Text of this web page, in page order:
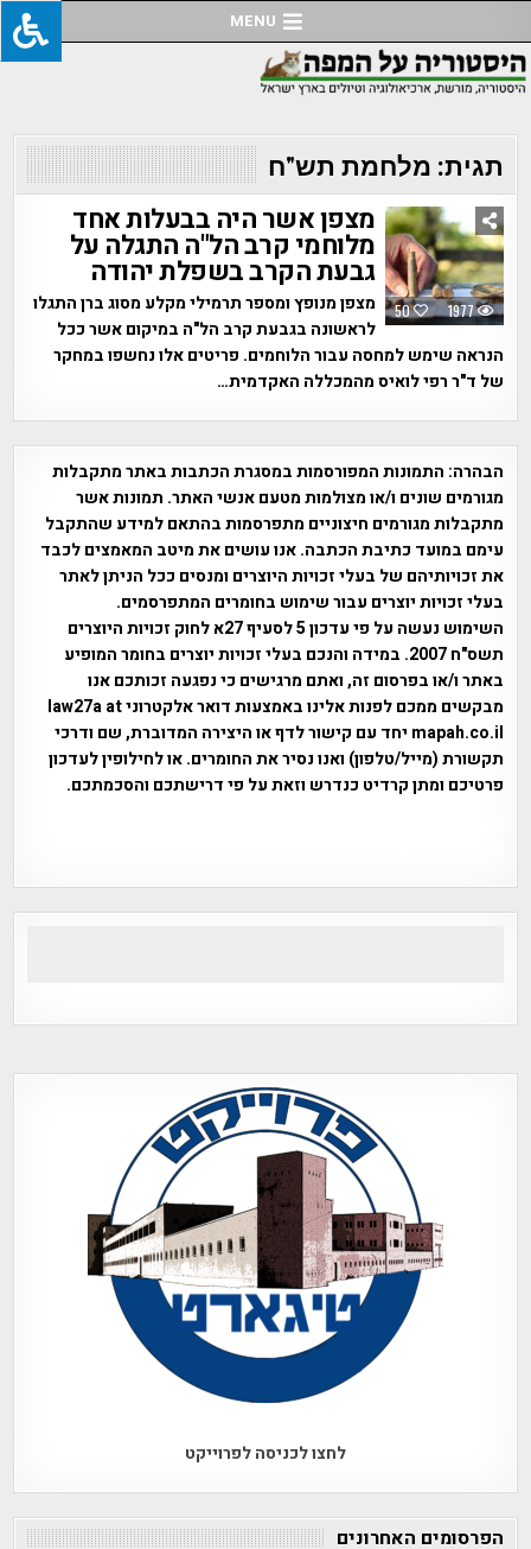
to
content
MENU
תגית: מלחמת תש"ח
50 1977
מצפן אשר היה בבעלות אחד
מלוחמי קרב הל"ה התגלה על
גבעת הקרב בשפלת יהודה
מצפן מנופץ ומספר תרמילי מקלע מסוג ברן התגלו
לראשונה בגבעת קרב הל"ה במיקום אשר ככל
הנראה שימש למחסה עבור הלוחמים. פריטים אלו נחשפו במחקר
של ד"ר רפי לואיס מהמכללה האקדמית…
הבהרה: התמונות המפורסמות במסגרת הכתבות באתר מתקבלות
מגורמים שונים ו/או מצולמות מטעם אנשי האתר. תמונות אשר
מתקבלות מגורמים חיצוניים מתפרסמות בהתאם למידע שהתקבל
עימם במועד כתיבת הכתבה. אנו עושים את מיטב המאמצים לכבד
את זכויותיהם של בעלי זכויות היוצרים ומנסים ככל הניתן לאתר
בעלי זכויות יוצרים עבור שימוש בחומרים המתפרסמים.
השימוש נעשה על פי עדכון 5 לסעיף 27א לחוק זכויות היוצרים
תשס"ח 2007. במידה והנכם בעלי זכויות יוצרים בחומר המופיע
באתר ו/או בפרסום זה, ואתם מרגישים כי נפגעה זכותכם אנו
מבקשים ממכם לפנות אלינו באמצעות דואר אלקטרוני law27a at
mapah.co.il יחד עם קישור לדף או היצירה המדוברת, שם ודרכי
תקשורת (מייל/טלפון) ואנו נסיר את החומרים. או לחילופין לעדכון
פרטיכם ומתן קרדיט כנדרש וזאת על פי דרישתכם והסכמתכם.
לחצו לכניסה לפרוייקט
הפרסומים האחרונים